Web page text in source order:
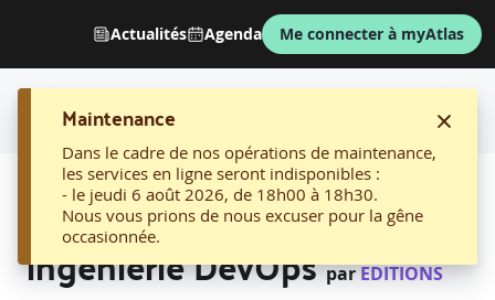
Actualités Agenda Me connecter à myAtlas
Maintenance
Dans le cadre de nos opérations de maintenance,
les services en ligne seront indisponibles :
- le jeudi 6 août 2026, de 18h00 à 18h30.
Nous vous prions de nous excuser pour la gêne
occasionnée.
AFFICHER LE FIL D'ARIANE
13. Microsoft Azure
ingénierie DevOps parEDITIONS